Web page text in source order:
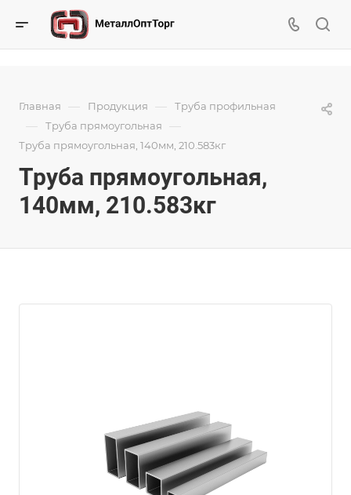
Главная — Продукция — Труба профильная
— Труба прямоугольная —
Труба прямоугольная, 140мм, 210.583кг
Труба прямоугольная,
140мм, 210.583кг